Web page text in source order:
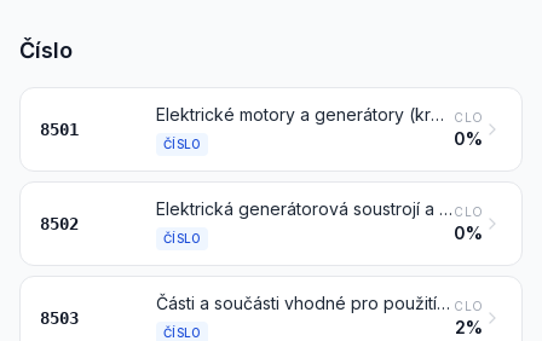
Číslo
8501
Elektrické motory a generátory (kromě generátorových soustrojí)
ČÍSLO
CLO
0%
8502
Elektrická generátorová soustrojí a rotační měniče
ČÍSLO
CLO
0%
8503
Části a součásti vhodné pro použití výhradně nebo hlavně se stroji čísel 8501 nebo 8502
ČÍSLO
CLO
2%